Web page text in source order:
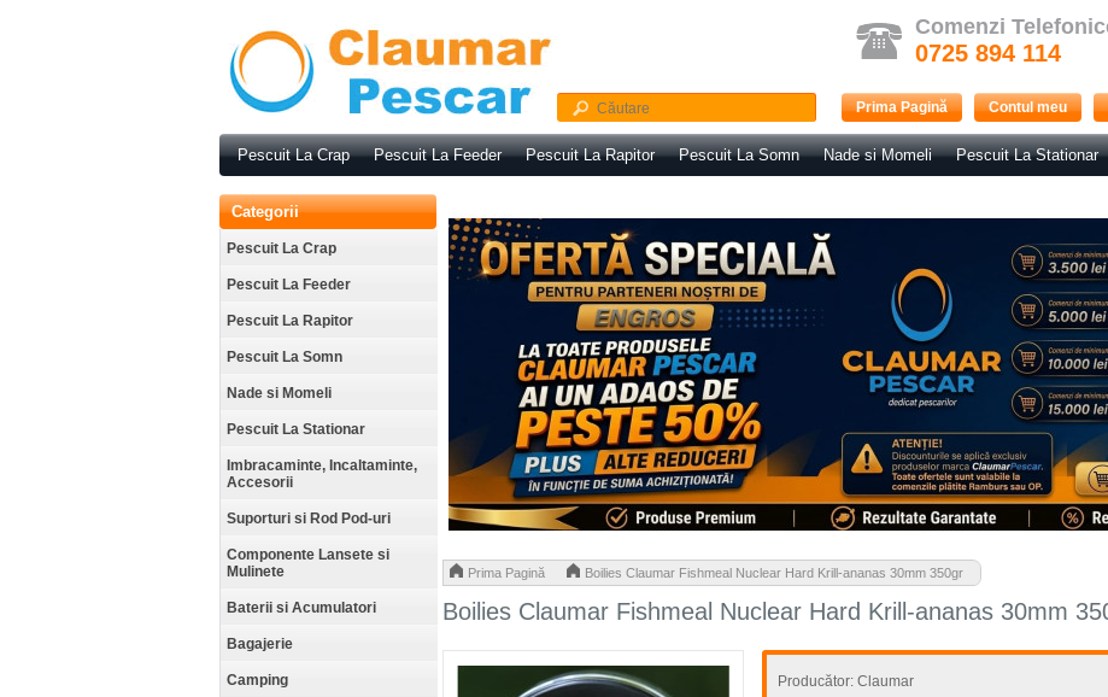
Comenzi
0725 894 114
Contul meu
Prima Pagină
Pescuit La Crap Pescuit La Feeder Pescuit La Rapitor Pescuit La Somn Nade si Momeli Pescuit La Stationar
Categorii
Pescuit La Crap
Pescuit La Feeder
Pescuit La Rapitor
Pescuit La Somn
Nade si Momeli
Pescuit La Stationar
Imbracaminte, Incaltaminte,
Accesorii
Suporturi si Rod Pod-uri
Componente Lansete si
Mulinete
Baterii si Acumulatori
Bagajerie
Camping
Prima Pagină Boilies Claumar Fishmeal Nuclear Hard Krill-ananas 30mm 350gr
Boilies Claumar Fishmeal Nuclear Hard Krill-ananas 30mm
Producător: Claumar